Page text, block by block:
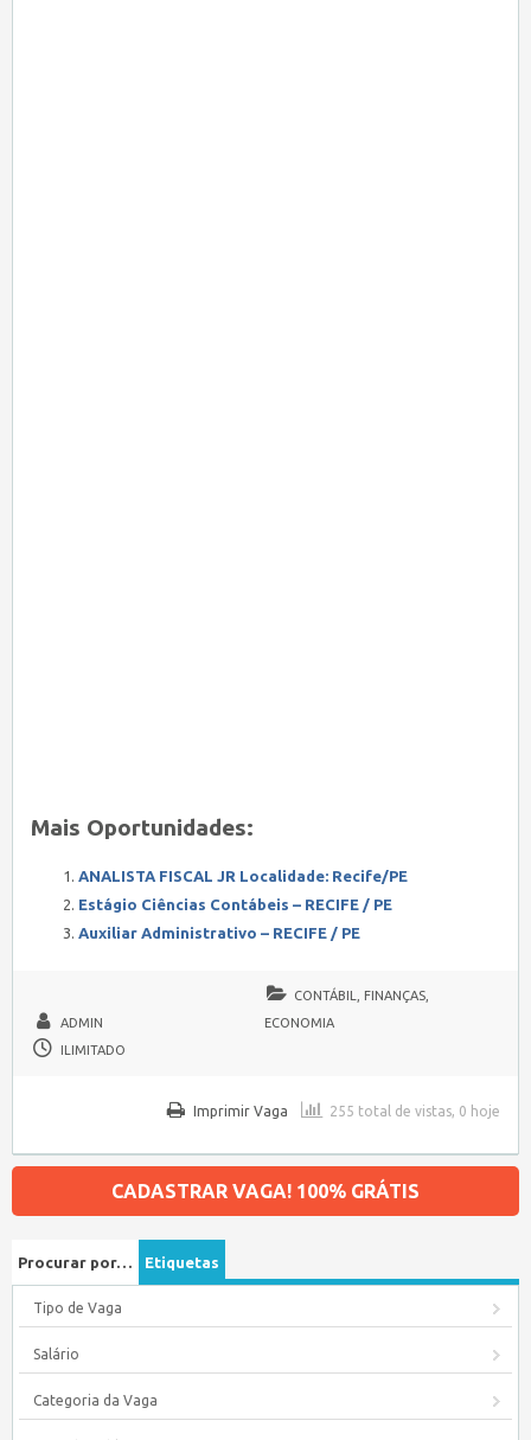
Mais Oportunidades:
ANALISTA FISCAL JR Localidade: Recife/PE
Estágio Ciências Contábeis – RECIFE / PE
Auxiliar Administrativo – RECIFE / PE
ADMIN
CONTÁBIL, FINANÇAS,
ECONOMIA
ILIMITADO
255 total de vistas, 0 hoje
Imprimir Vaga
CADASTRAR VAGA! 100% GRÁTIS
Procurar por… Etiquetas
Tipo de Vaga
Salário
Categoria da Vaga